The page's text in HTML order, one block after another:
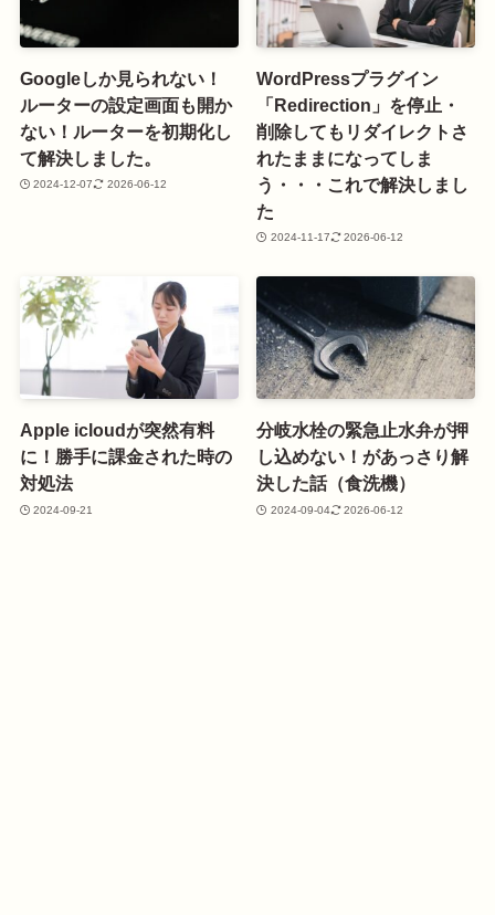
Googleしか見られない！
ルーターの設定画面も開か
ない！ルーターを初期化し
て解決しました。
2024-12-07 2026-06-12
WordPressプラグイン
「Redirection」を停止・
削除してもリダイレクトさ
れたままになってしま
う・・・これで解決しまし
た
2024-11-17 2026-06-12
Apple icloudが突然有料
に！勝手に課金された時の
対処法
2024-09-21
分岐水栓の緊急止水弁が押
し込めない！があっさり解
決した話（食洗機）
2024-09-04 2026-06-12